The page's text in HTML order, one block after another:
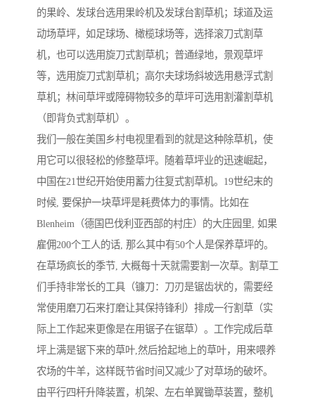
的果岭、发球台选用果岭机及发球台割草机；球道及运
动场草坪，如足球场、橄榄球场等，选择滚刀式割草
机，也可以选用旋刀式割草机；普通绿地，景观草坪
等，选用旋刀式割草机；高尔夫球场斜坡选用悬浮式割
草机；林间草坪或障碍物较多的草坪可选用割灌割草机
（即背负式割草机）。
我们一般在美国乡村电视里看到的就是这种除草机，使
用它可以很轻松的修整草坪。随着草坪业的迅速崛起，
中国在21世纪开始使用蓄力往复式割草机。19世纪末的
时候, 要保护一块草坪是耗费体力的事情。比如在
Blenheim（德国巴伐利亚西部的村庄）的大庄园里, 如果
雇佣200个工人的话, 那么其中有50个人是保养草坪的。
在草场疯长的季节, 大概每十天就需要割一次草。割草工
们手持非常长的工具（镰刀：刀刃是锯齿状的，需要经
常使用磨刀石来打磨让其保持锋利）排成一行割草（实
际上工作起来更像是在用锯子在锯草）。工作完成后草
坪上满是锯下来的草叶,然后拾起地上的草叶，用来喂养
农场的牛羊，这样既节省时间又减少了对草场的破坏。
由平行四杆升降装置，机架、左右单翼锄草装置，整机